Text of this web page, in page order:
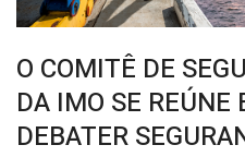
O COMITÊ DE
DA IMO SE REÚNE
DEBATER